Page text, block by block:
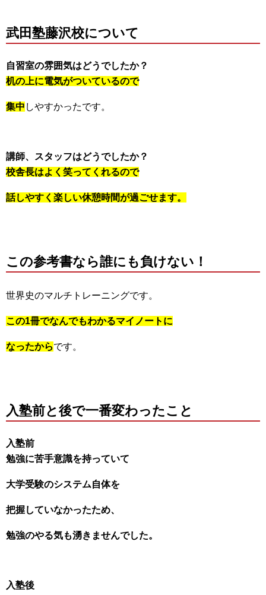
武田塾藤沢校について
自習室の雰囲気はどうでしたか？
机の上に電気がついているので
集中 しやすかったです。
講師、スタッフはどうでしたか？
校舎長はよく笑ってくれるので
話しやすく楽しい休憩時間が過ごせます。
この参考書なら誰にも負けない！
世界史のマルチトレーニングです。
この1冊でなんでもわかるマイノートに
なったからです。
入塾前と後で一番変わったこと
入塾前
勉強に苦手意識を持っていて
大学受験のシステム自体を
把握していなかったため、
勉強のやる気も湧きませんでした。
入塾後